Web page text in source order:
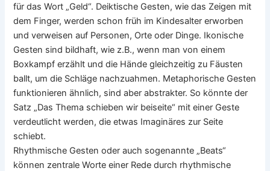
für das Wort „Geld“. Deiktische Gesten, wie das Zeigen mit
dem Finger, werden schon früh im Kindesalter erworben
und verweisen auf Personen, Orte oder Dinge. Ikonische
Gesten sind bildhaft, wie z.B., wenn man von einem
Boxkampf erzählt und die Hände gleichzeitig zu Fäusten
ballt, um die Schläge nachzuahmen. Metaphorische Gesten
funktionieren ähnlich, sind aber abstrakter. So könnte der
Satz „Das Thema schieben wir beiseite“ mit einer Geste
verdeutlicht werden, die etwas Imaginäres zur Seite
schiebt.
Rhythmische Gesten oder auch sogenannte „Beats“
können zentrale Worte einer Rede durch rhythmische